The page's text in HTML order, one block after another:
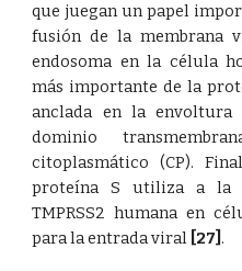
que juegan un papel
fusión de la membrana
endosoma en la célula
más importante de la
anclada en la
dominio
citoplasmático (CP).
proteína S utiliza a la
TMPRSS2 humana en
para la entrada viral [27] .